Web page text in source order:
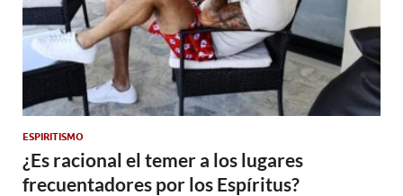
ESPIRITISMO
¿Es racional el temer a los lugares
frecuentadores por los Espíritus?